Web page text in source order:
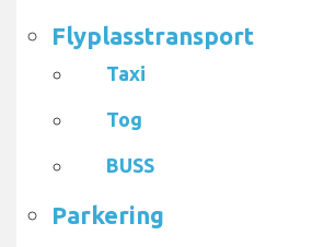
Flyplasstransport
Taxi
Tog
BUSS
Parkering